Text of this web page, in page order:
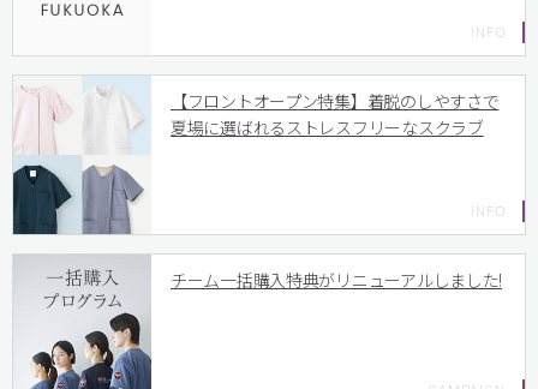
【フロントオープン特集】着脱のしやすさで
夏場に選ばれるストレスフリーなスクラブ
チーム一括購入特典がリニューアルしました!